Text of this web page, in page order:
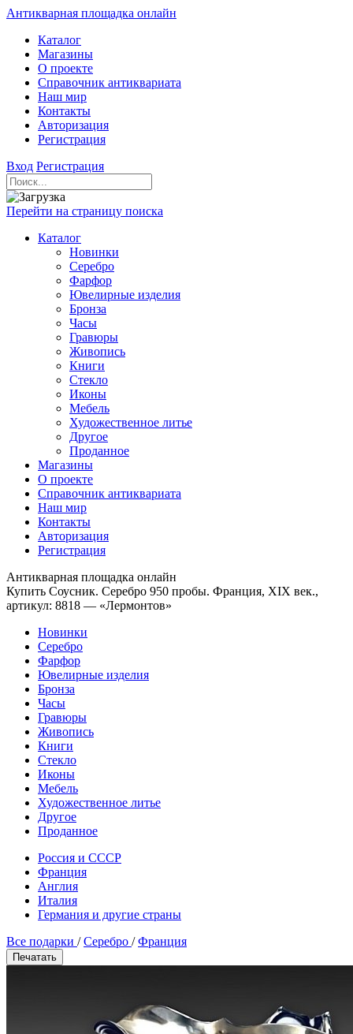
Антикварная площадка онлайн
Каталог
Магазины
О проекте
Справочник антиквариата
Наш мир
Контакты
Авторизация
Регистрация
Вход Регистрация
Перейти на страницу поиска
Каталог
Новинки
Серебро
Фарфор
Ювелирные изделия
Бронза
Часы
Гравюры
Живопись
Книги
Стекло
Иконы
Мебель
Художественное литье
Другое
Проданное
Магазины
О проекте
Справочник антиквариата
Наш мир
Контакты
Авторизация
Регистрация
Антикварная площадка онлайн
Купить Соусник. Серебро 950 пробы. Франция, XIX век.,
артикул: 8818 — «Лермонтов»
Новинки
Серебро
Фарфор
Ювелирные изделия
Бронза
Часы
Гравюры
Живопись
Книги
Стекло
Иконы
Мебель
Художественное литье
Другое
Проданное
Россия и СССР
Франция
Англия
Италия
Германия и другие страны
Все подарки /Серебро /Франция